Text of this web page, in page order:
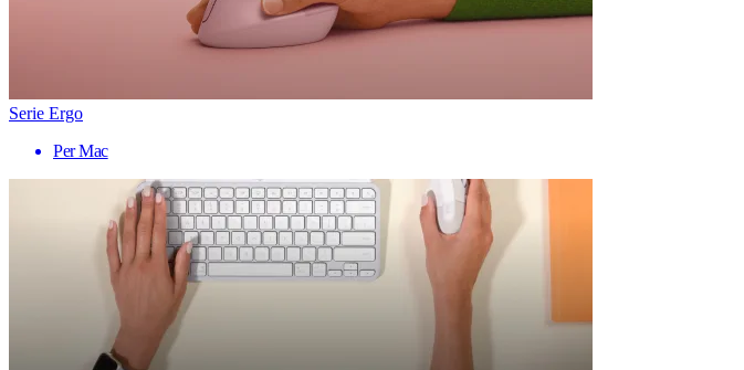
Serie Ergo
Per Mac